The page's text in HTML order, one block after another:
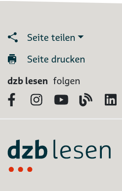
Seite teilen
Seite drucken
dzb lesen folgen
FacebookInstagram
YouTubeBlog